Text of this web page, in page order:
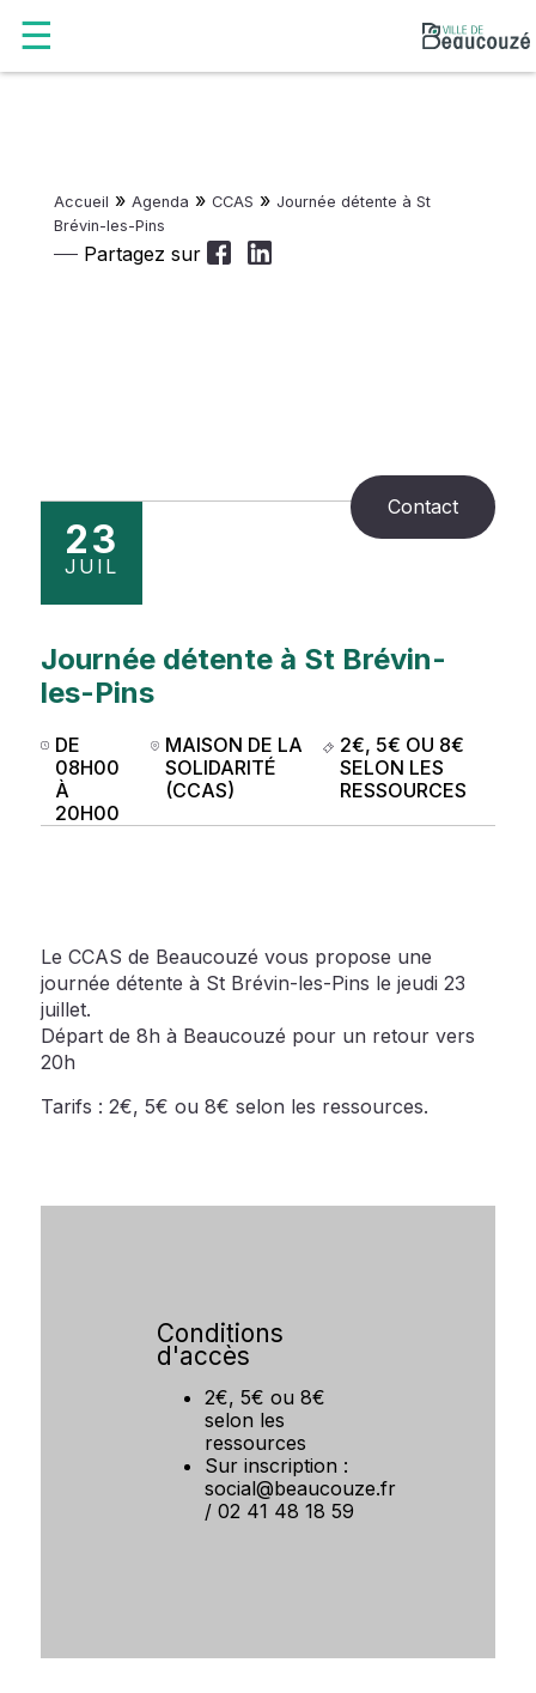
Accueil » Agenda » CCAS » Journée détente à St
Brévin-les-Pins
Partagez sur
Contact
23
JUIL
Journée détente à St Brévin-
les-Pins
DE
08H00
À
20H00
MAISON DE LA
SOLIDARITÉ
(CCAS)
2€, 5€ OU 8€
SELON LES
RESSOURCES
Le CCAS de Beaucouzé vous propose une
journée détente à St Brévin-les-Pins le jeudi 23
juillet.
Départ de 8h à Beaucouzé pour un retour vers
20h
Tarifs : 2€, 5€ ou 8€ selon les ressources.
Conditions
d'accès
2€, 5€ ou 8€
selon les
ressources
Sur inscription :
social@beaucouze.fr
/ 02 41 48 18 59